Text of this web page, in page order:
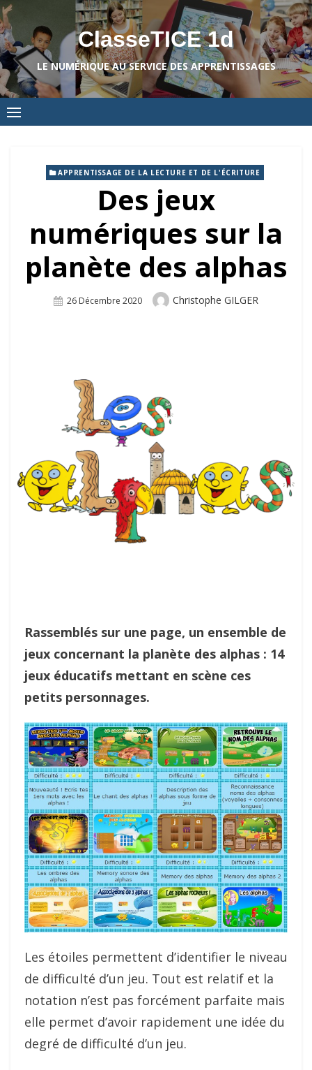
Skip
to
content
ClasseTICE 1d
LE NUMÉRIQUE AU SERVICE DES APPRENTISSAGES
APPRENTISSAGE DE LA LECTURE ET DE L'ÉCRITURE
Des jeux
numériques sur la
planète des alphas
Posted
26 Décembre 2020 Author
Christophe GILGER
Rassemblés sur une page, un ensemble de
jeux concernant la planète des alphas : 14
jeux éducatifs mettant en scène ces
petits personnages.
Les étoiles permettent d’identifier le niveau
de difficulté d’un jeu. Tout est relatif et la
notation n’est pas forcément parfaite mais
elle permet d’avoir rapidement une idée du
degré de difficulté d’un jeu.